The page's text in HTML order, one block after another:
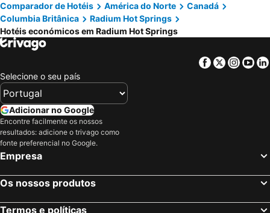
Comparador de Hotéis América do Norte
Canadá
Columbia Britânica
Radium Hot Springs
Hotéis económicos em Radium Hot Springs
Facebook
Twitter
Selecione o seu país
Adicionar no Google
Encontre facilmente os nossos
resultados: adicione o trivago como
fonte preferencial no Google.
Empresa
Os nossos produtos
Termos e políticas